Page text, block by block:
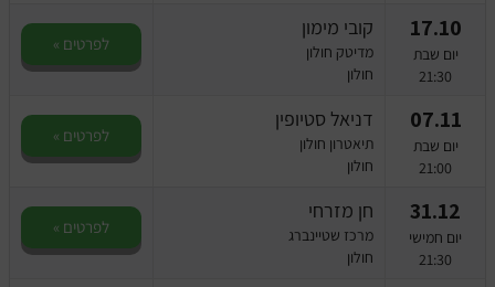
17.10
יום שבת
21:30
קובי מימון
מדיטק חולון
חולון
לפרטים »
07.11
יום שבת
21:00
דניאל סטיופין
תיאטרון חולון
חולון
לפרטים »
31.12
יום חמישי
21:30
חן מזרחי
מרכז שטיינברג
חולון
לפרטים »